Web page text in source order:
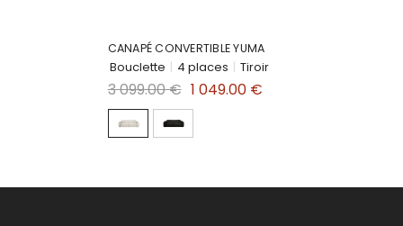
CANAPÉ CONVERTIBLE YUMA
Bouclette | 4 places | Tiroir
3 099.00 € 1 049.00 €